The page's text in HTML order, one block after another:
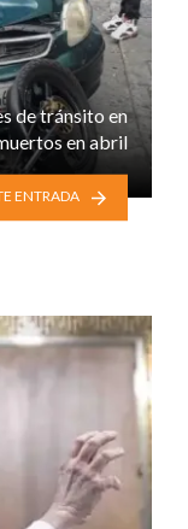
de tránsito en
en abril
ENTRADA